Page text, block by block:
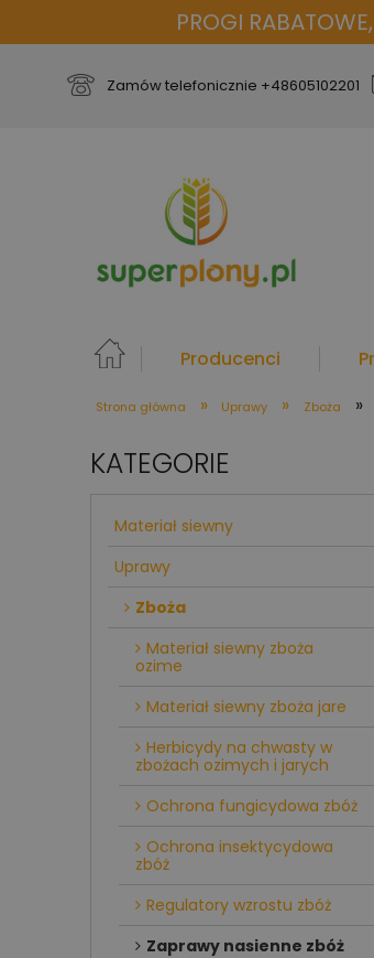
PROGI
Zamów telefonicznie +48605102201
Producenci
więcej
Strona główna » Uprawy » Zboża »
KATEGORIE
Materiał siewny
Uprawy
Zboża
Materiał siewny zboża
ozime
Materiał siewny zboża jare
Herbicydy na chwasty w
zbożach ozimych i jarych
Ochrona fungicydowa zbóż
Ochrona insektycydowa
zbóż
Regulatory wzrostu zbóż
Zaprawy nasienne zbóż